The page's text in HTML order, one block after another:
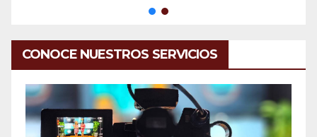
CONOCE NUESTROS SERVICIOS